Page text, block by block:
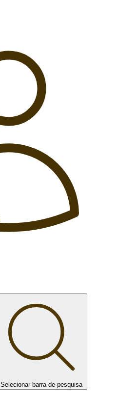
Selecionar barra de pesquisa